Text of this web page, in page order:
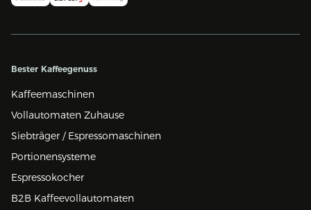
Bester Kaffeegenuss
Kaffeemaschinen
Vollautomaten Zuhause
Siebträger / Espressomaschinen
Portionensysteme
Espressokocher
B2B Kaffeevollautomaten